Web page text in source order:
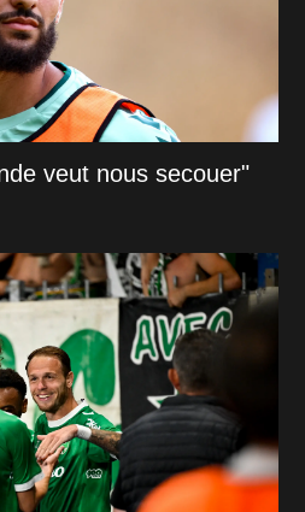
veut nous secouer"